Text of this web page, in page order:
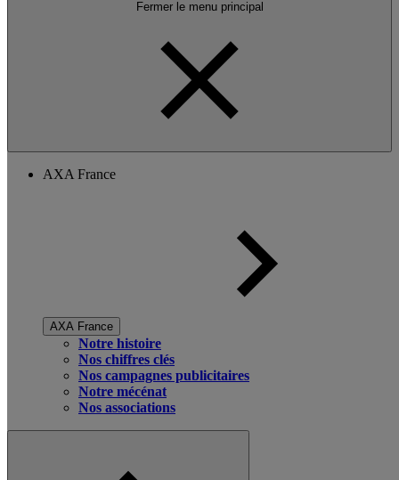
Fermer le menu principal
AXA France
AXA France
Notre histoire
Nos chiffres clés
Nos campagnes publicitaires
Notre mécénat
Nos associations